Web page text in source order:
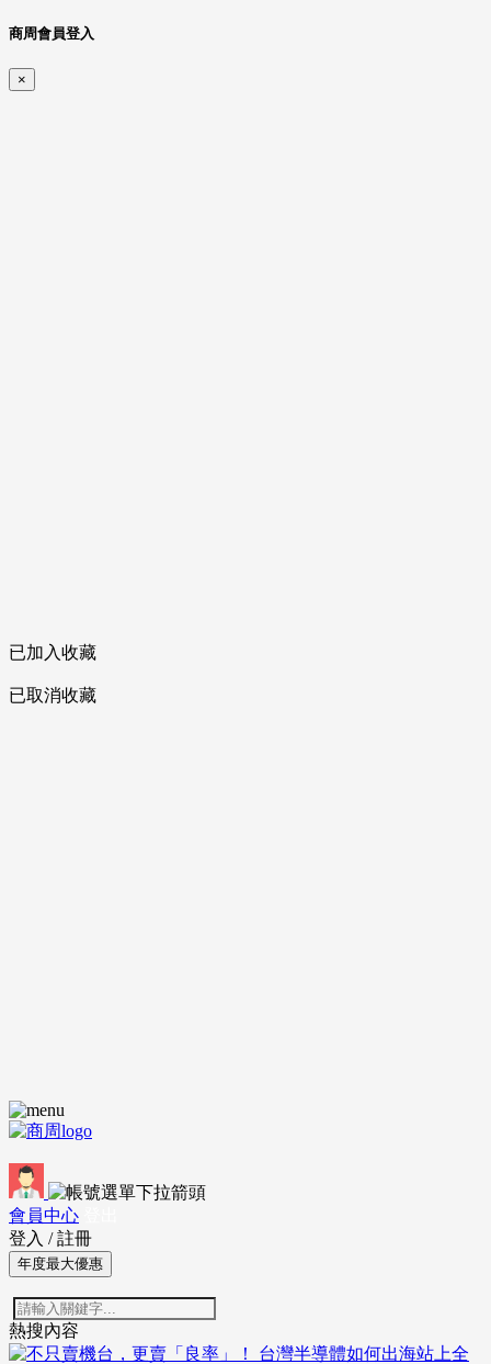
商周會員登入
×
已加入收藏
已取消收藏
會員中心
登入 / 註冊
年度最大優惠
熱搜內容